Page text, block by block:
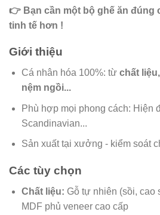
👉 Bạn cần một bộ ghế ăn đúng
tinh tế hơn !
Giới thiệu
Cá nhân hóa 100%: từ chất
nệm ngồi...
Phù hợp mọi phong cách: Hiện
Scandinavian...
Sản xuất tại xưởng - kiểm soát
Các tùy chọn
Chất liệu: Gỗ tự nhiên (sồi,
MDF phủ veneer cao cấp